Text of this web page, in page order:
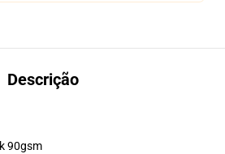
Descrição
90gsm